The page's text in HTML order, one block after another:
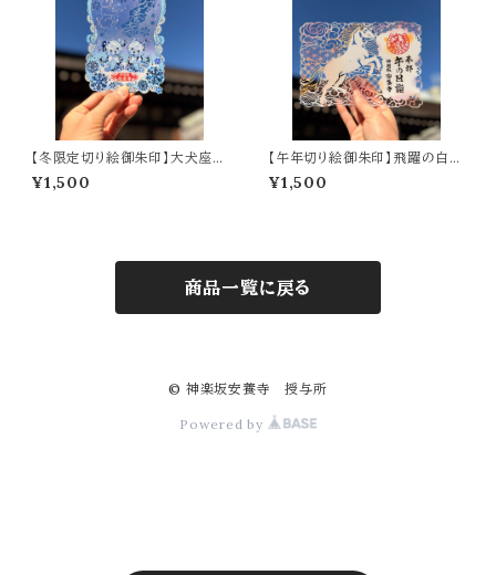
【冬限定切り絵御朱印】大犬座-
Sirius-（A6サイズ）
¥1,500
【午年切り絵御朱印】飛躍の白馬
（A5サイズ）
¥1,500
商品一覧に戻る
© 神楽坂安養寺 授与所
Powered by